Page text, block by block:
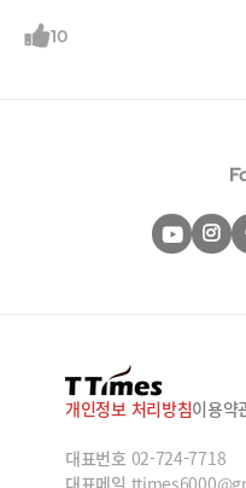
업데이트 되면서 최강 AI툴로 거
10
개인정보 처리방침이용약
대표번호 02-724-7718